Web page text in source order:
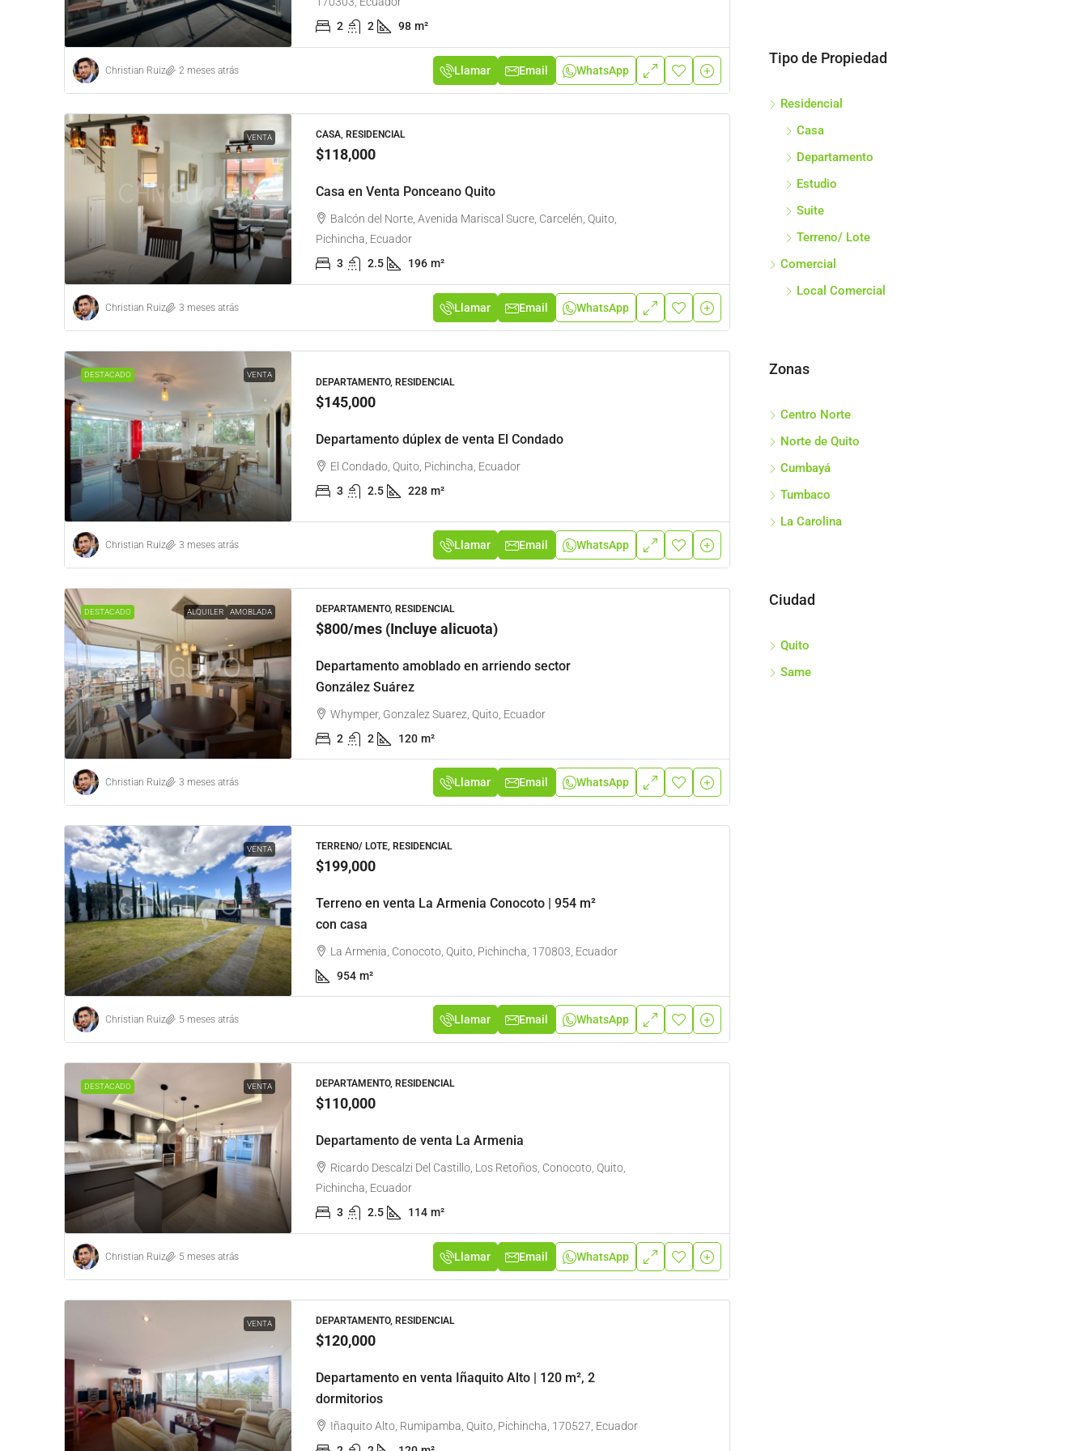
2
2 98 m²
Christian Ruiz 2 meses atrás Llamar Email WhatsApp
VENTA CASA, RESIDENCIAL
$118,000
Casa en Venta Ponceano Quito
Balcón del Norte, Avenida Mariscal Sucre, Carcelén, Quito,
Pichincha, Ecuador
3
2.5 196 m²
Christian Ruiz 3 meses atrás Llamar Email WhatsApp
DESTACADO VENTA
DEPARTAMENTO, RESIDENCIAL
$145,000
Departamento dúplex de venta El Condado
El Condado, Quito, Pichincha, Ecuador
3
2.5 228 m²
Christian Ruiz 3 meses atrás Llamar Email WhatsApp
DESTACADO ALQUILER AMOBLADA DEPARTAMENTO, RESIDENCIAL
$800/mes (Incluye alicuota)
Departamento amoblado en arriendo sector
González Suárez
Whymper, Gonzalez Suarez, Quito, Ecuador
2
2 120 m²
Christian Ruiz 3 meses atrás Llamar Email WhatsApp
VENTA TERRENO/ LOTE, RESIDENCIAL
$199,000
Terreno en venta La Armenia Conocoto | 954 m²
con casa
La Armenia, Conocoto, Quito, Pichincha, 170803, Ecuador
954 m²
Christian Ruiz 5 meses atrás Llamar Email WhatsApp
DESTACADO VENTA DEPARTAMENTO, RESIDENCIAL
$110,000
Departamento de venta La Armenia
Ricardo Descalzi Del Castillo, Los Retoños, Conocoto, Quito,
Pichincha, Ecuador
3
2.5 114 m²
Christian Ruiz 5 meses atrás Llamar Email WhatsApp
VENTA DEPARTAMENTO, RESIDENCIAL
$120,000
Departamento en venta Iñaquito Alto | 120 m², 2
dormitorios
Iñaquito Alto, Rumipamba, Quito, Pichincha, 170527, Ecuador
Tipo de Propiedad
Residencial
Casa
Departamento
Estudio
Suite
Terreno/ Lote
Comercial
Local Comercial
Zonas
Centro Norte
Norte de Quito
Cumbayá
Tumbaco
La Carolina
Ciudad
Quito
Same